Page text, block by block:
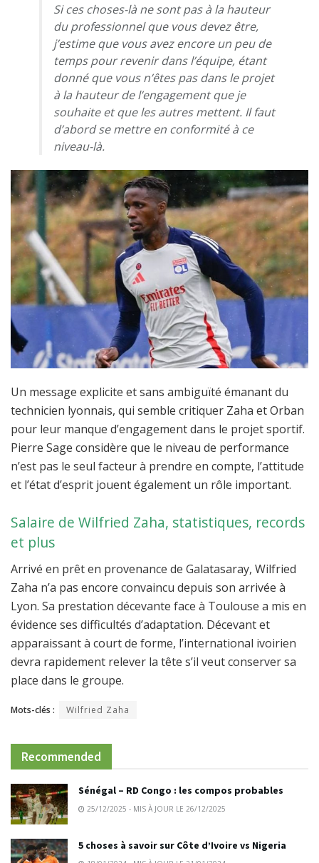
Si ces choses-là ne sont pas à la hauteur
du professionnel que vous devez être,
j’estime que vous avez encore un peu de
temps pour revenir dans l’équipe, étant
donné que vous n’êtes pas dans le projet
à la hauteur de l’engagement que je
souhaite et que les autres mettent. Il faut
d’abord se mettre en conformité à ce
niveau-là.
Un message explicite et sans ambiguïté émanant du
technicien lyonnais, qui semble critiquer Zaha et Orban
pour leur manque d’engagement dans le projet sportif.
Pierre Sage considère que le niveau de performance
n’est pas le seul facteur à prendre en compte, l’attitude
et l’état d’esprit jouent également un rôle important.
Salaire de Wilfried Zaha, statistiques, records
et plus
Arrivé en prêt en provenance de Galatasaray, Wilfried
Zaha n’a pas encore convaincu depuis son arrivée à
Lyon. Sa prestation décevante face à Toulouse a mis en
évidence ses difficultés d’adaptation. Décevant et
apparaissant à court de forme, l’international ivoirien
devra rapidement relever la tête s’il veut conserver sa
place dans le groupe.
Mots-clés : Wilfried Zaha
Recommended
Sénégal – RD Congo : les compos probables
25/12/2025 - MIS À JOUR LE 26/12/2025
5 choses à savoir sur Côte d’Ivoire vs Nigeria